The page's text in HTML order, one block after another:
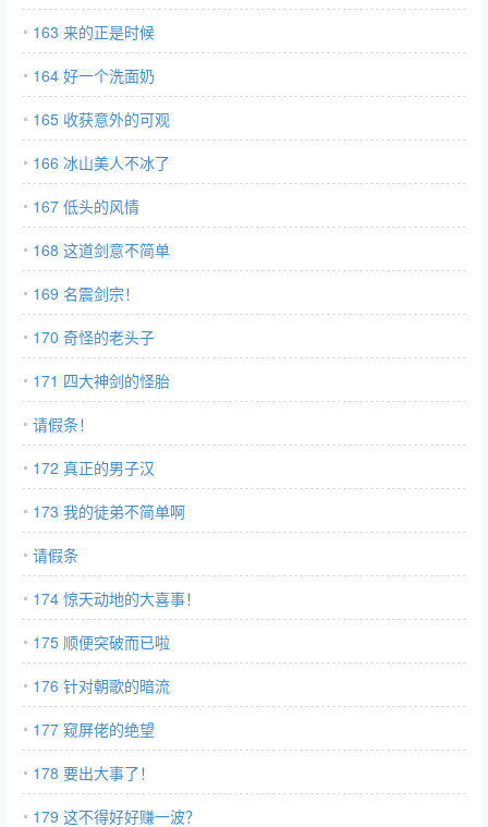
163 来的正是时候
164 好一个洗面奶
165 收获意外的可观
166 冰山美人不冰了
167 低头的风情
168 这道剑意不简单
169 名震剑宗！
170 奇怪的老头子
171 四大神剑的怪胎
请假条！
172 真正的男子汉
173 我的徒弟不简单啊
请假条
174 惊天动地的大喜事！
175 顺便突破而已啦
176 针对朝歌的暗流
177 窥屏佬的绝望
178 要出大事了！
179 这不得好好赚一波？